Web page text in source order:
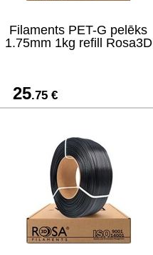
Filaments PET-G pelēks
1.75mm 1kg refill Rosa3D
25.75 €